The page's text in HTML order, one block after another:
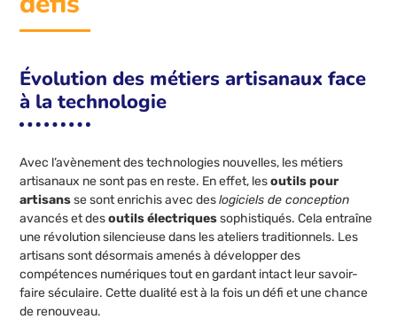
Évolution des métiers artisanaux face
à la technologie
Avec l’avènement des technologies nouvelles, les métiers
artisanaux ne sont pas en reste. En effet, lesoutils pour
artisansse sont enrichis avec deslogiciels de conception
avancés et desoutils électriquessophistiqués. Cela entraîne
une révolution silencieuse dans les ateliers traditionnels. Les
artisans sont désormais amenés à développer des
compétences numériques tout en gardant intact leur savoir-
faire séculaire. Cette dualité est à la fois un défi et une chance
de renouveau.